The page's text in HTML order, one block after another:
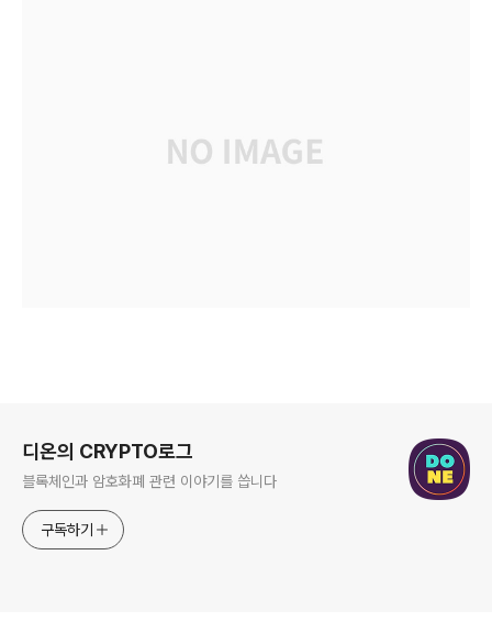
디온의 CRYPTO로그
블록체인과 암호화폐 관련 이야기를 씁니다
구독하기